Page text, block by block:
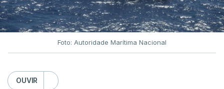
Foto: Autoridade Marítima Nacional
OUVIR